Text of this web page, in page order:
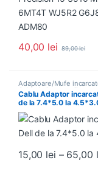
40,00 lei 89,00lei
Adaptoare/Mufe
Cabluri si accesorii
Cablu Adaptor
de la 7.4*5.0 la
15,00 lei – 65,00
Acest produs are